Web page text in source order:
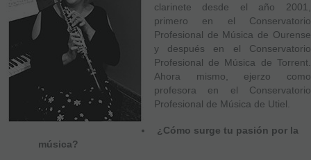
clarinete desde el año 2001,
primero en el Conservatorio
Profesional de Música de Ourense
y después en el Conservatorio
Profesional de Música de Torrent.
Ahora mismo, ejerzo como
profesora en el Conservatorio
Profesional de Música de Utiel.
¿Cómo surge tu pasión por la
música?